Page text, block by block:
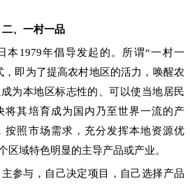
二、一村一品
本1979年倡导发起的。所谓“一村一
即为了提高农村地区的活力，唤醒农
为本地区标志性的、可以使当地居民
将其培育成为国内乃至世界一流的产
按照市场需求，充分发挥本地资源优
区域特色明显的主导产品或产业。
参与，自己决定项目，自己选择产品